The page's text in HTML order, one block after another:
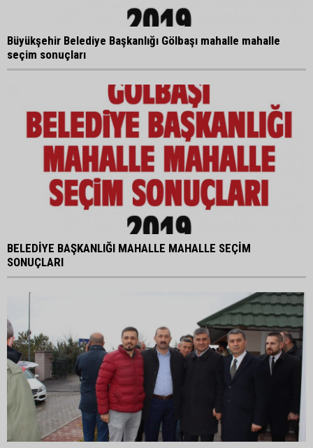
Büyükşehir Belediye Başkanlığı Gölbaşı mahalle mahalle
seçim sonuçları
BELEDİYE BAŞKANLIĞI MAHALLE MAHALLE SEÇİM
SONUÇLARI